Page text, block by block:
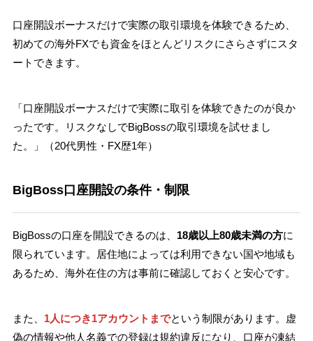
口座開設ボーナスだけで実際の取引環境を体験できるため、
初めての海外FXでも資金をほとんどリスクにさらさずにスタ
ートできます。
「口座開設ボーナスだけで実際に取引を体験できたのが良か
ったです。リスクなしでBigBossの取引環境を試せまし
た。」（20代男性・FX歴1年）
BigBoss口座開設の条件・制限
BigBossの口座を開設できるのは、 18歳以上80歳未満の方に
限られています。居住地によっては利用できない国や地域も
あるため、海外在住の方は事前に確認しておくと安心です。
また、 1人につき1アカウントまでという制限があります。虚
偽の情報や他人名義での登録は規約違反になり、口座が凍結